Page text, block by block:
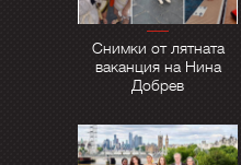
Снимки от лятната
ваканция на Нина
Добрев